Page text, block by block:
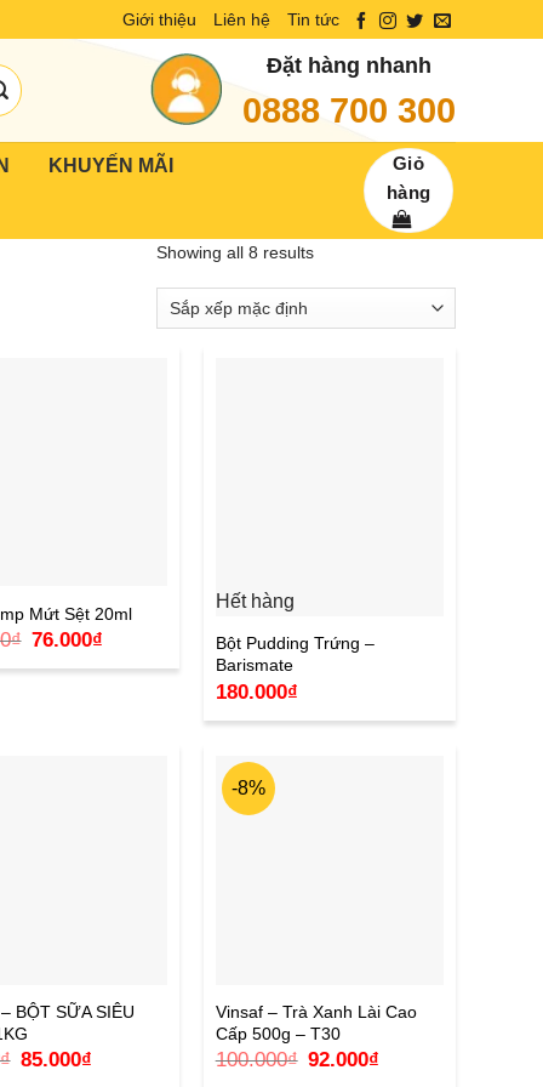
Giới thiệu Liên hệ Tin tức
Đặt hàng nhanh
0888 700 300
KHUYẾN MÃI
Giỏ
hàng
Showing all 8 results
Mứt Sệt 20ml
₫ Giá
là:
76.000₫Giá
tại
Hết hàng
Bột Pudding Trứng –
Barismate
180.000₫
BỘT SỮA SIÊU
₫ Giá
85.000₫Giá
-8%
Vinsaf – Trà Xanh Lài Cao
Cấp 500g – T30
100.000₫ Giá
92.000₫Giá